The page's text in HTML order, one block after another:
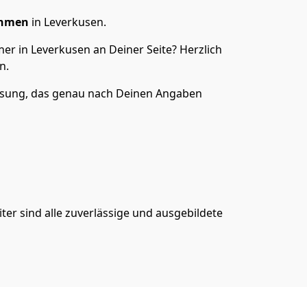
in Leverkusen.
in Leverkusen an Deiner Seite? Herzlich
das genau nach Deinen Angaben
sind alle zuverlässige und ausgebildete